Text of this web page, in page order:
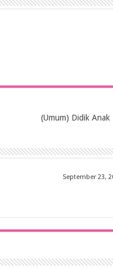
(Umum) Didik Anak
September 23,